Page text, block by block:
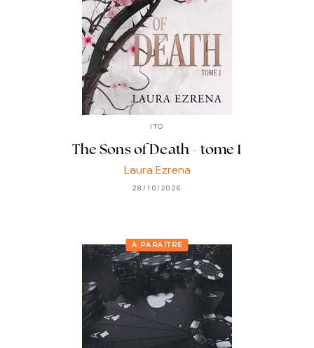
ITO
The Sons of Death - tome 1
Laura Ezrena
28/10/2026
À PARAÎTRE